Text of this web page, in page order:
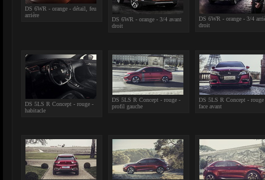
DS 6WR - orange - détail, feu
arrière
DS 6WR - orange - 3/4 avant
droit
DS 6WR - orange - 3/4
droit
DS 5LS R Concept - rouge -
habitacle
DS 5LS R Concept - rouge -
profil gauche
DS 5LS R Concept - rouge
face avant